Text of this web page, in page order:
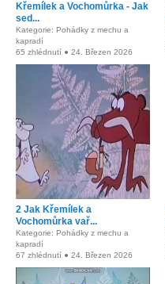
Křemílek a Vochomůrka - Jak
sed...
Kategorie: Pohádky z mechu a
kapradí
65 zhlédnutí ● 24. Březen 2026
2 Jak Křemílek a
Vochomůrka vař...
Kategorie: Pohádky z mechu a
kapradí
67 zhlédnutí ● 24. Březen 2026